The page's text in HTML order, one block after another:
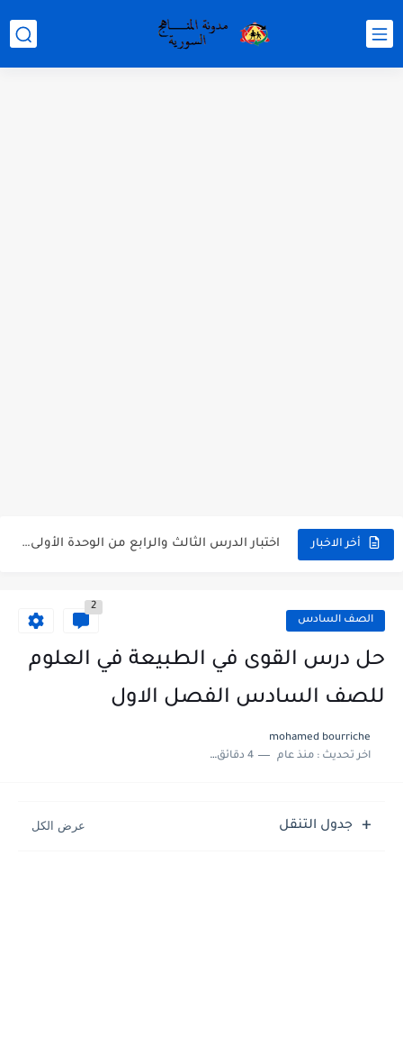
أخر الاخبار
سلم تصحيح مادة اللغة العربية لشهادة التعليم الاساسي والاعدادية الشرعية...
الصف السادس
2
حل درس القوى في الطبيعة في العلوم
للصف السادس الفصل الاول
mohamed bourriche
اخر تحديث :منذ عام 4 دقائق للقراءة
جدول التنقل